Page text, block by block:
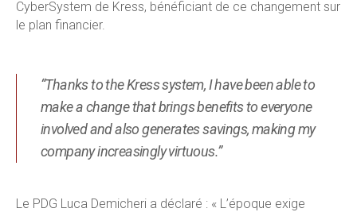
CyberSystem de Kress, bénéficiant de ce changement sur
le plan financier.
“Thanks to the Kress system, I have been able to
make a change that brings benefits to everyone
involved and also generates savings, making my
company increasingly virtuous.”
Le PDG Luca Demicheri a déclaré : « L’époque exige